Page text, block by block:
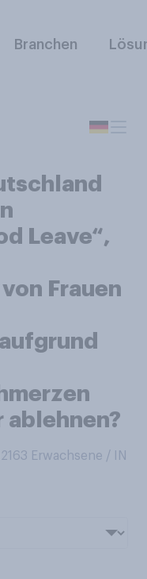
Branchen
Leave“,
Frauen
ablehnen?
Erwachsene / IN